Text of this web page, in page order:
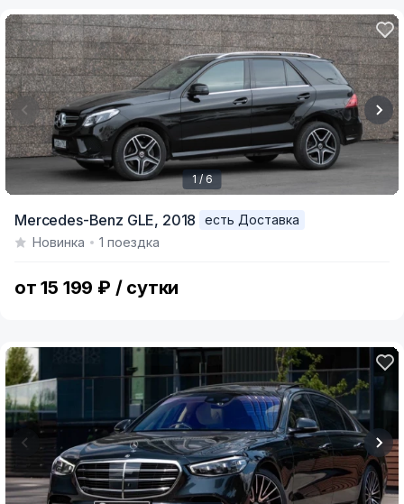
of
1 / 6
Mercedes-Benz GLE, 2018
есть Доставка
Новинка
1 поездка
от 15 199 ₽ / сутки